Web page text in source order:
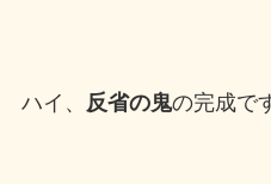
ハイ、 反省の鬼の完成で